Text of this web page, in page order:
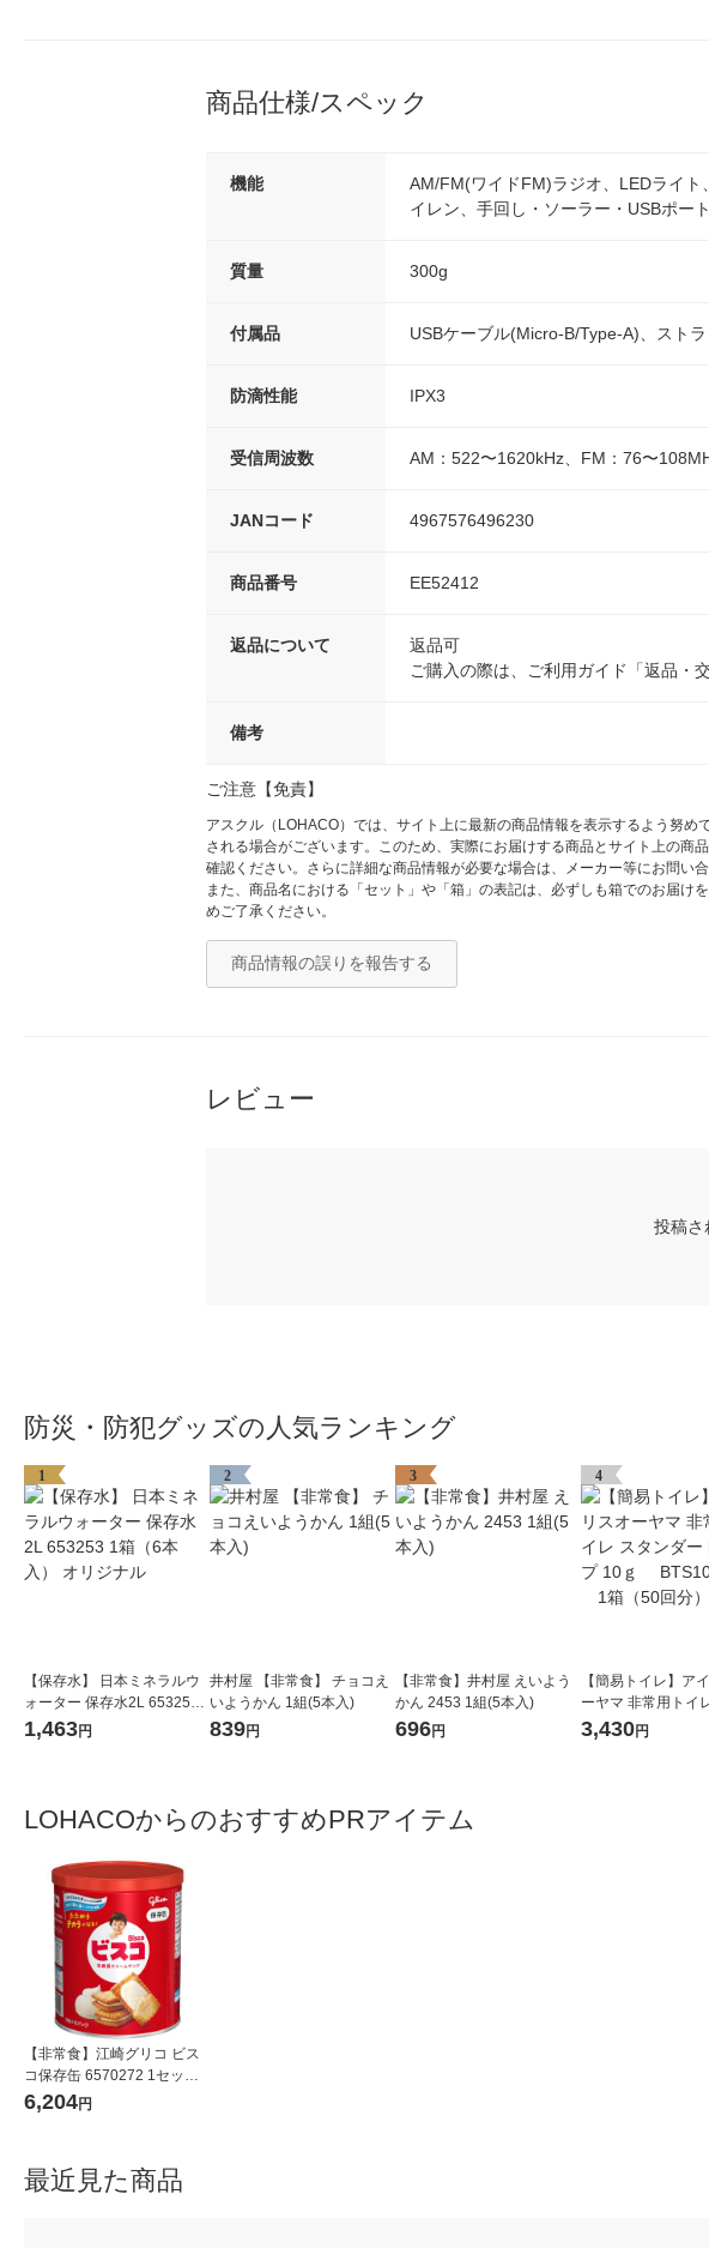
商品仕様/スペック
機能
AM/FM(ワイドFM)ラジオ、LEDライト
イレン、手回し・ソーラー・USBポー
質量 300g
付属品 USBケーブル(Micro-B/Type-A)、スト
防滴性能 IPX3
受信周波数 AM：522〜1620kHz、FM：76〜
JANコード 4967576496230
商品番号 EE52412
返品について
返品可
ご購入の際は、ご利用ガイド「返品・
備考
ご注意【免責】
アスクル（LOHACO）では、サイト上に最新の商品情報を表示するよう努
される場合がございます。このため、実際にお届けする商品とサイト上の
確認ください。さらに詳細な商品情報が必要な場合は、メーカー等にお問い合
また、商品名における「セット」や「箱」の表記は、必ずしも箱でのお届
めご了承ください。
商品情報の誤りを報告する
レビュー
投稿さ
防災・防犯グッズの人気ランキング
1
【保存水】 日本ミネラルウ
ォーター 保存水2L 653253
1,463円
2
井村屋 【非常食】 チョコえ
いようかん 1組(5本入)
839円
3
【非常食】井村屋 えいよう
かん 2453 1組(5本入)
696円
4
【簡易トイレ】ア
ーヤマ 非常用トイ
ダードタイプ 10
3,430円
LOHACOからのおすすめPRアイテム
【非常食】江崎グリコ ビス
コ保存缶 6570272 1セット
(1缶×10)
6,204円
最近見た商品